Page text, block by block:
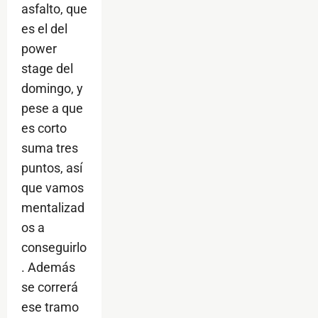
asfalto, que
es el del
power
stage del
domingo, y
pese a que
es corto
suma tres
puntos, así
que vamos
mentalizad
os a
conseguirlo
. Además
se correrá
ese tramo